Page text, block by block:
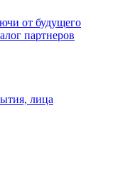
от будущего
партнеров
лица